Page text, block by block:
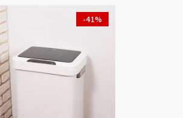
-41%